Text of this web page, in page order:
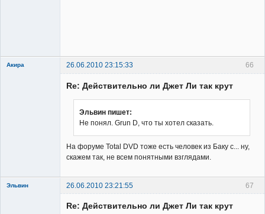
66
Акира 26.06.2010 23:15:33
Re: Действительно ли Джет Ли так крут
Эльвин пишет:
Не понял. Grun D, что ты хотел сказать.
На форуме Total DVD тоже есть человек из Баку с... ну,
скажем так, не всем понятными взглядами.
67
Эльвин 26.06.2010 23:21:55
Re: Действительно ли Джет Ли так крут